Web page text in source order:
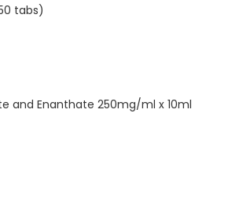
tabs)
and Enanthate 250mg/ml x 10ml